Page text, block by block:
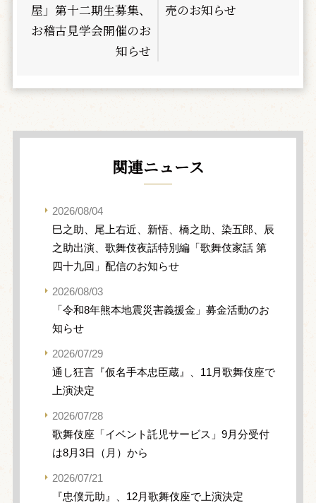
屋」第十二期生募集、
お稽古見学会開催のお
知らせ
売のお知らせ
関連ニュース
2026/08/04
巳之助、尾上右近、新悟、橋之助、染五郎、辰
之助出演、歌舞伎夜話特別編「歌舞伎家話 第
四十九回」配信のお知らせ
2026/08/03
「令和8年熊本地震災害義援金」募金活動のお
知らせ
2026/07/29
通し狂言『仮名手本忠臣蔵』、11月歌舞伎座で
上演決定
2026/07/28
歌舞伎座「イベント託児サービス」9月分受付
は8月3日（月）から
2026/07/21
『忠僕元助』、12月歌舞伎座で上演決定